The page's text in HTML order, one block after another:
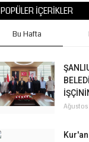
POPÜLER İÇERIKLER
Bu Hafta
Ağustos